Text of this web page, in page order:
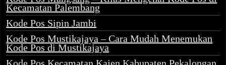
Kecamatan Palembang
Kode Pos Sipin Jambi
Kode Pos Mustikajaya – Cara Mudah Menemukan
Kode Pos di Mustikajaya